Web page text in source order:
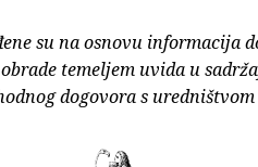
su na osnovu informacija
temeljem uvida u
dogovora s